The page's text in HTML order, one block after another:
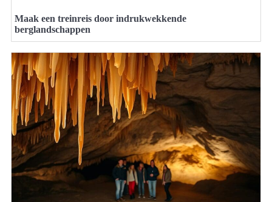
Maak een treinreis door indrukwekkende
berglandschappen